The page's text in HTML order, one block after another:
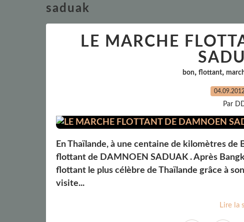
saduak
LE MARCHE
bon, flottant,
04.09.2012
Par
En Thaïlande, à une centaine de kilomètres
flottant de DAMNOEN SADUAK . Après
flottant le plus célèbre de Thaïlande grâce à
visite...
Lire la